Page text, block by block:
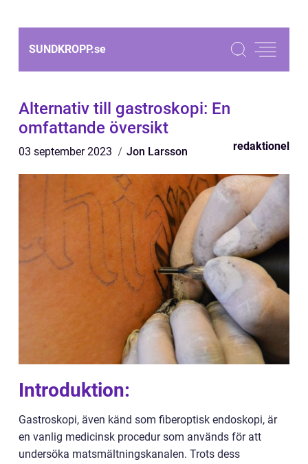
SUNDKROPP.se
Alternativ till gastroskopi: En
omfattande översikt
03 september 2023 Jon Larsson redaktionel
Introduktion:
Gastroskopi, även känd som fiberoptisk endoskopi, är
en vanlig medicinsk procedur som används för att
undersöka matsmältningskanalen. Trots dess